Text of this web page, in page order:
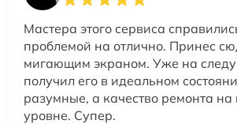
Мастера этого сервиса
проблемой на отлично. Принес
мигающим экраном. Уже на
получил его в идеальном
разумные, а качество ремонта
уровне. Супер.